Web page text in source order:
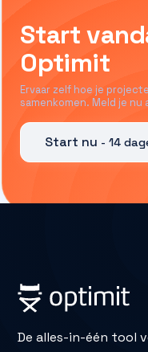
Start
Optimit
Ervaar zelf hoe je
samenkomen. Meld je nu
Start nu - 14
De alles-in-één tool